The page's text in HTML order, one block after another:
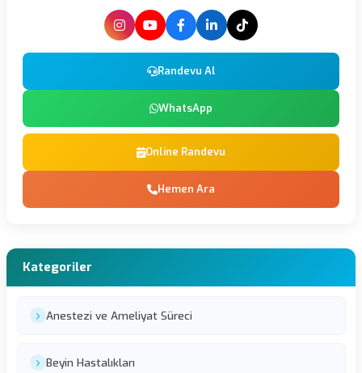
Randevu Al
WhatsApp
Online Randevu
Hemen Ara
Kategoriler
Anestezi ve Ameliyat Süreci
Beyin Hastalıkları